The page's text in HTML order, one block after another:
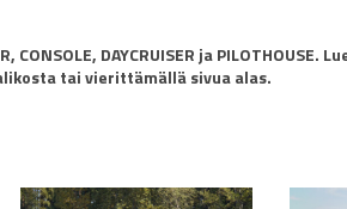
DAYCRUISER ja PILOTHOUSE.
tai vierittämällä sivua alas.